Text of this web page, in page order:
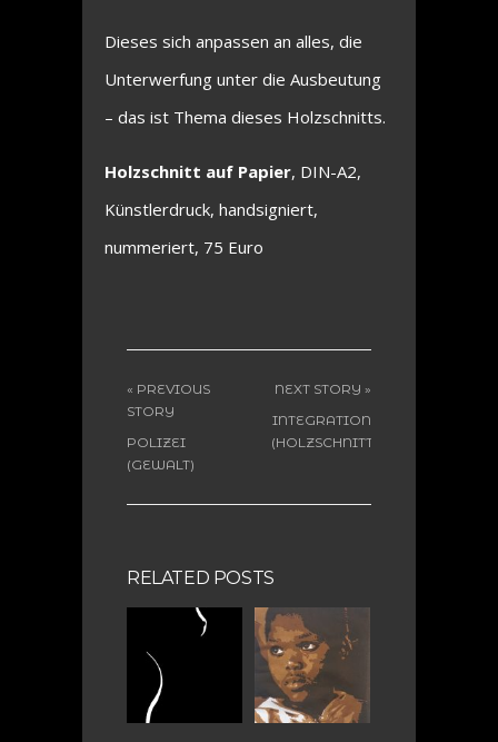
Dieses sich anpassen an alles, die
Unterwerfung unter die Ausbeutung
– das ist Thema dieses Holzschnitts.
Holzschnitt auf Papier, DIN-A2,
Künstlerdruck, handsigniert,
nummeriert, 75 Euro
« PREVIOUS
STORY
POLIZEI
(GEWALT)
NEXT STORY »
INTEGRATION
(HOLZSCHNITT)
RELATED POSTS